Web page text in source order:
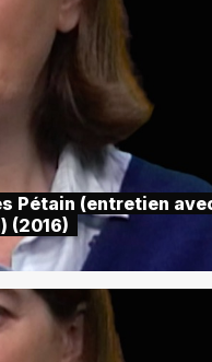
Pétain (entretien
(2016)